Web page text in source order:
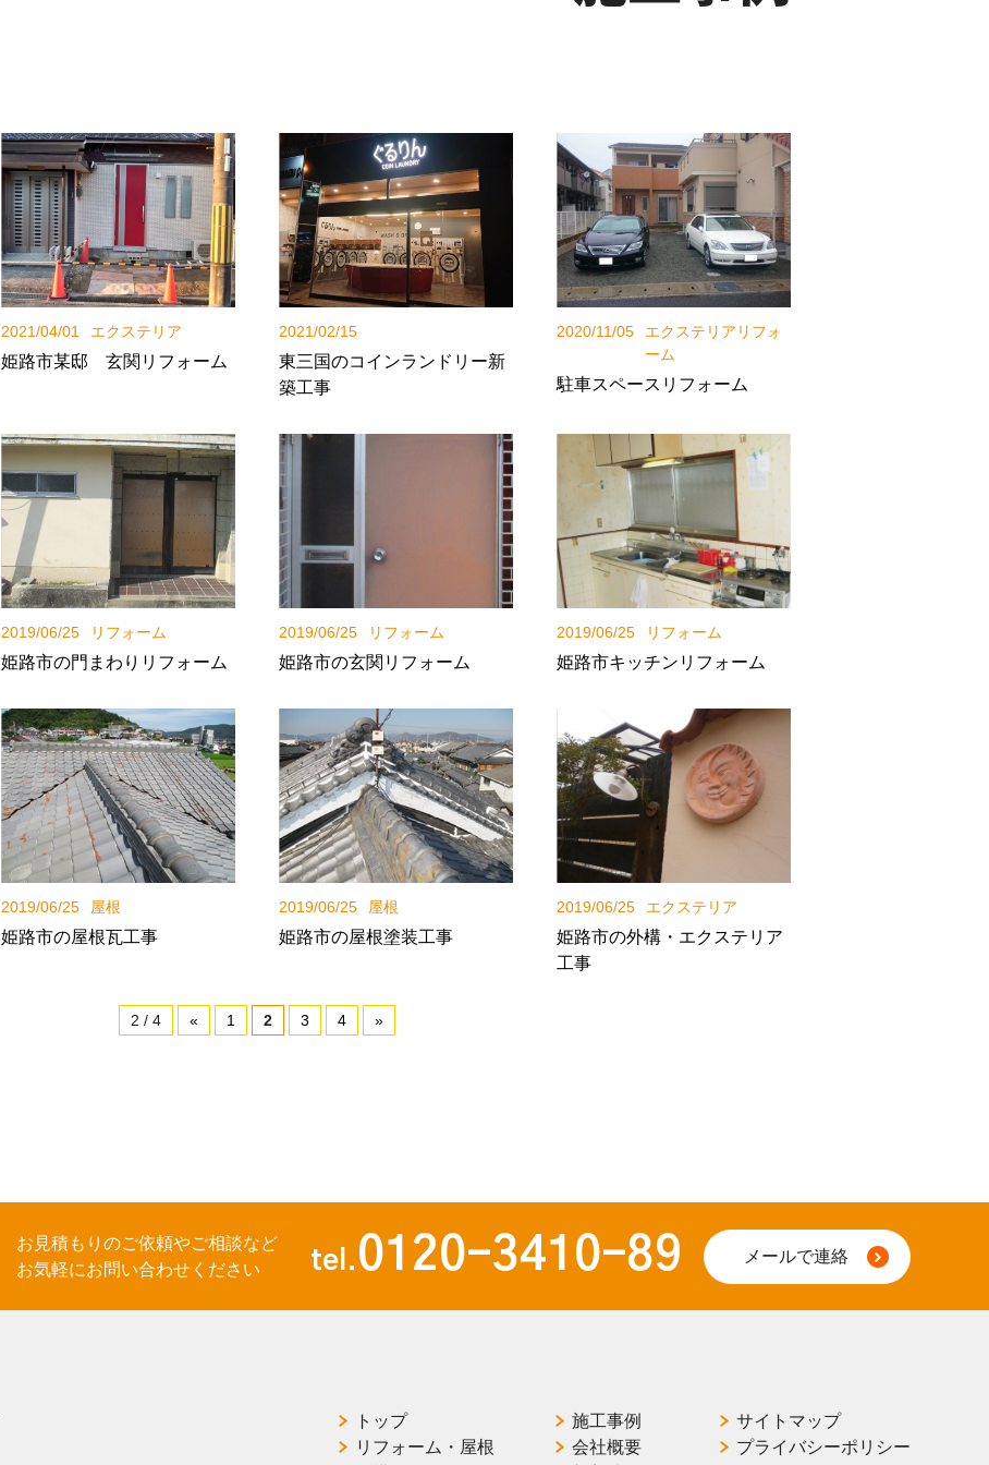
2021/04/01 エクステリア
姫路市某邸 玄関リフォーム
2021/02/15
東三国のコインランドリー新
築工事
2020/11/05
エクステリアリフォ
ーム
駐車スペースリフォーム
2019/06/25 リフォーム
姫路市の門まわりリフォーム
2019/06/25 リフォーム
姫路市の玄関リフォーム
2019/06/25 リフォーム
姫路市キッチンリフォーム
2019/06/25 屋根
姫路市の屋根瓦工事
2019/06/25 屋根
姫路市の屋根塗装工事
2019/06/25 エクステリア
姫路市の外構・エクステリア
工事
2 / 4 « 1 2 3 4 »
お見積もりのご依頼やご相談など
お気軽にお問い合わせください
tel.0120-3410-89 メールで連絡
トップ
リフォーム・屋根
施工事例
会社概要
サイトマップ
プライバシーポリシー